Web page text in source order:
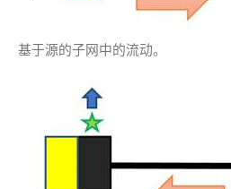
基于源的子网中的流动。